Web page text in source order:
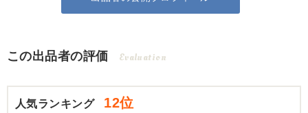
この出品者の評価 Evaluation
人気ランキング 12位